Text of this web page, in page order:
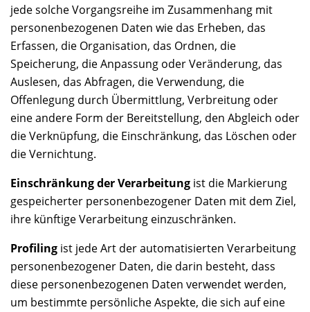
jede solche Vorgangsreihe im Zusammenhang mit
personenbezogenen Daten wie das Erheben, das
Erfassen, die Organisation, das Ordnen, die
Speicherung, die Anpassung oder Veränderung, das
Auslesen, das Abfragen, die Verwendung, die
Offenlegung durch Übermittlung, Verbreitung oder
eine andere Form der Bereitstellung, den Abgleich oder
die Verknüpfung, die Einschränkung, das Löschen oder
die Vernichtung.
Einschränkung der Verarbeitung ist die Markierung
gespeicherter personenbezogener Daten mit dem Ziel,
ihre künftige Verarbeitung einzuschränken.
Profiling ist jede Art der automatisierten Verarbeitung
personenbezogener Daten, die darin besteht, dass
diese personenbezogenen Daten verwendet werden,
um bestimmte persönliche Aspekte, die sich auf eine